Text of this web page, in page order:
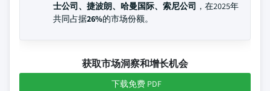
士公司、捷波朗、哈曼国际、索尼公司 ，在2025年
共同占据26%的市场份额。
获取市场洞察和增长机会
下载免费 PDF